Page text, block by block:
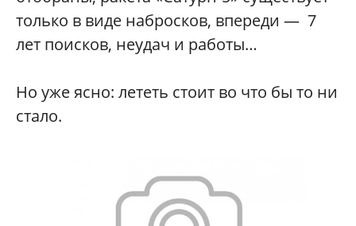
только в виде набросков, впереди — 7
лет поисков, неудач и работы…
Но уже ясно: лететь стоит во что бы то ни
стало.